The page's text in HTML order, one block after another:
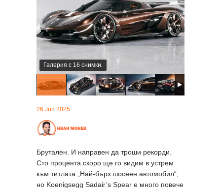
Галерия с 16 снимки.
26 Jun 2025
Брутален. И направен да троши рекорди.
Сто процента скоро ще го видим в устрем
към титлата „Най-бърз шосеен автомобил“,
но Koenigsegg Sadair’s Spear е много повече